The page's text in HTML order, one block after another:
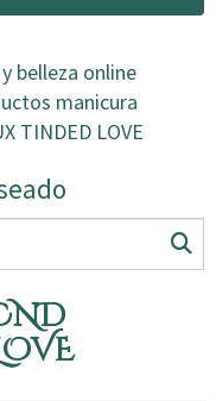
belleza online
manicura
TINDED LOVE